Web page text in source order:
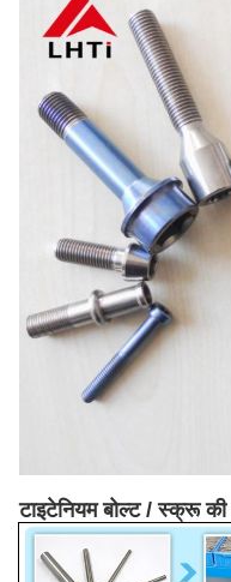
टाइटेनियम बोल्ट / स्क्रू की